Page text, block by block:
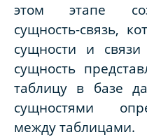
этом этапе
сущность-связь,
сущности и
сущность
таблицу в базе
сущностями
между таблицами.